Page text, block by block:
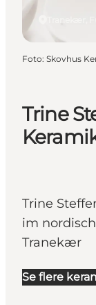
Trine
Trine
im
Tranekær
Se flere
Tranekær,
Foto: Skovhus